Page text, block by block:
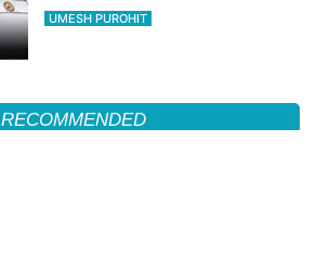
का सफर होगा आसान, देखें पूरा रूटमैप
UMESH PUROHIT
RECOMMENDED